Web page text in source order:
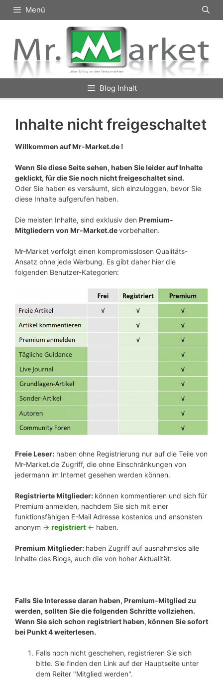
Inhalt
Menü
Blog Inhalt
Inhalte nicht freigeschaltet
Willkommen auf Mr-Market.de !
Wenn Sie diese Seite sehen, haben Sie leider auf Inhalte
geklickt, für die Sie noch nicht freigeschaltet sind.
Oder Sie haben es versäumt, sich einzuloggen, bevor Sie
diese Inhalte aufgerufen haben.
Die meisten Inhalte, sind exklusiv den Premium-
Mitgliedern von Mr-Market.devorbehalten.
Mr-Market verfolgt einen kompromisslosen Qualitäts-
Ansatz ohne jede Werbung. Es gibt daher hier die
folgenden Benutzer-Kategorien:
Freie Leser: haben ohne Registrierung nur auf die Teile von
Mr-Market.de Zugriff, die ohne Einschränkungen von
jedermann im Internet gesehen werden können.
Registrierte Mitglieder: können kommentieren und sich für
Premium anmelden, nachdem Sie sich mit einer
funktionsfähigen E-Mail Adresse kostenlos und ansonsten
anonym -> registriert <- haben.
Premium Mitglieder: haben Zugriff auf ausnahmslos alle
Inhalte des Blogs, auch die von hoher Aktualität.
Falls Sie Interesse daran haben, Premium-Mitglied zu
werden, sollten Sie die folgenden Schritte vollziehen.
Wenn Sie sich schon registriert haben, können Sie sofort
bei Punkt 4 weiterlesen.
Falls noch nicht geschehen, registrieren Sie sich
bitte. Sie finden den Link auf der Hauptseite unter
dem Reiter "Mitglied werden".